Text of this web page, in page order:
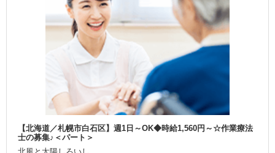
【北海道／札幌市白石区】週1日～OK◆時給1,560円～☆作業療法
士の募集♪＜パート＞